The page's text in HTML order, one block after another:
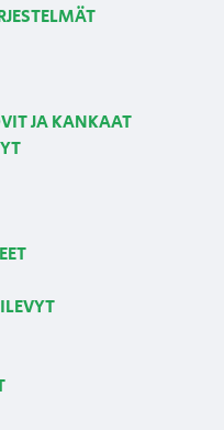
JA KANKAAT